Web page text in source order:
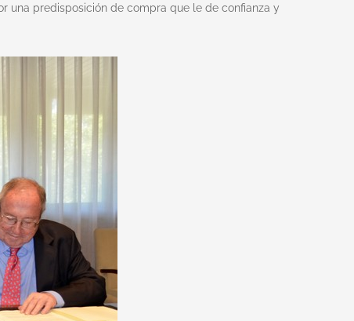
una predisposición de compra que le de confianza y